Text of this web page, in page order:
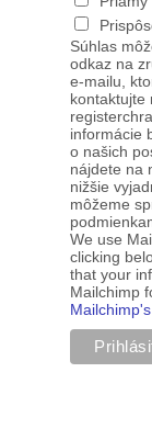
Súhlas
odkaz na
e-mailu,
kontaktujte
informácie
o našich
nájdete na
nižšie
môžeme
We use
clicking
that your
Mailchimp